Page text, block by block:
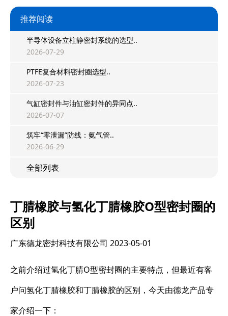
推荐阅读
半导体设备立柱静密封系统的选型..
2026-07-29
PTFE复合材料密封圈选型..
2026-07-23
气缸密封件与油缸密封件的异同点..
2026-07-07
筑牢“零泄漏”防线：氨气管..
2026-06-29
全部列表
丁腈橡胶与氢化丁腈橡胶O型密封圈的
区别
广东德龙密封科技有限公司 2023-05-01
之前介绍过氢化丁腈O型密封圈的主要特点，但最近有客
户问氢化丁腈橡胶和丁腈橡胶的区别，今天由德龙产品专
家介绍一下：